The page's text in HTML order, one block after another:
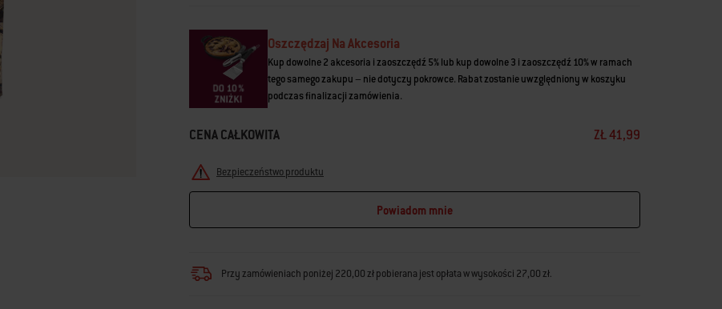
samej
strony.
Oszczędzaj Na Akcesoria
Kup dowolne 2 akcesoria i zaoszczędź 5% lub kup dowolne 3 i zaoszczędź 10% w ramach
tego samego zakupu – nie dotyczy pokrowce. Rabat zostanie uwzględniony w koszyku
podczas finalizacji zamówienia.
CENA CAŁKOWITA ZŁ 41,99
Bezpieczeństwo produktu
Powiadom mnie
Przy zamówieniach poniżej 220,00 zł pobierana jest opłata w wysokości 27,00 zł.